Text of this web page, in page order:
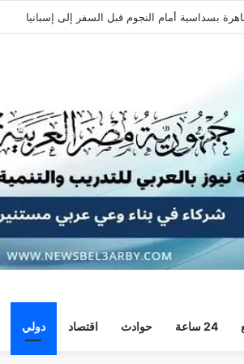
استعدادًا للموسم الجديد
24 ساعة حوادث اقتصاد دولي